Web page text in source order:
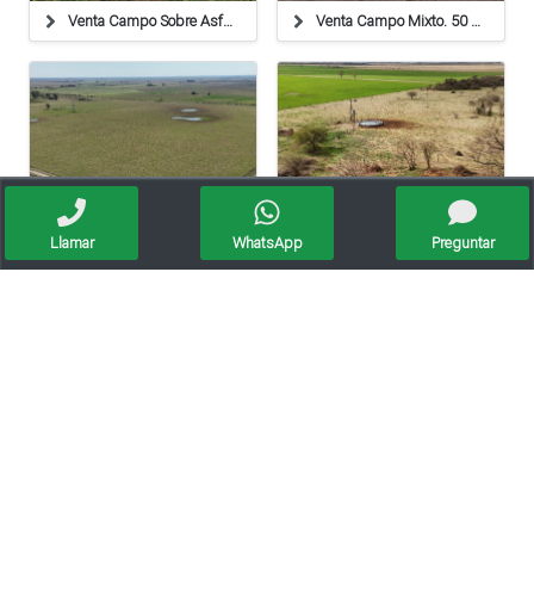
Venta Campo Sobre Asfalto Venta Campo Mixto. 50 Ha. Calchaquí, Santa Fe.
Llamar WhatsApp Preguntar